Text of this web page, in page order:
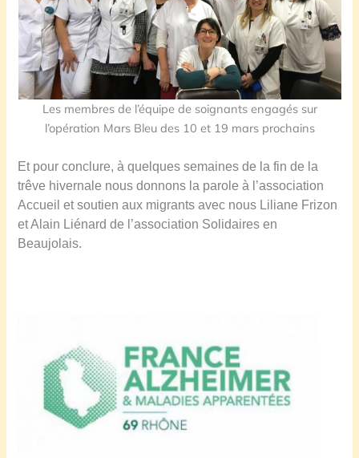
Les membres de l’équipe de soignants engagés sur
l’opération Mars Bleu des 10 et 19 mars prochains
Et pour conclure, à quelques semaines de la fin de la
trêve hivernale nous donnons la parole à l’association
Accueil et soutien aux migrants avec nous Liliane Frizon
et Alain Liénard de l’association Solidaires en
Beaujolais.